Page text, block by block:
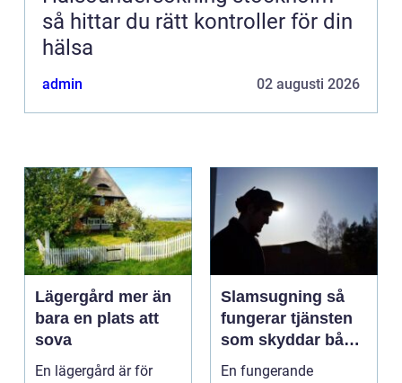
så hittar du rätt kontroller för din
hälsa
admin 02 augusti 2026
Lägergård mer än
bara en plats att
sova
En lägergård är för
Slamsugning så
fungerar tjänsten
som skyddar både
hus och miljö
En fungerande